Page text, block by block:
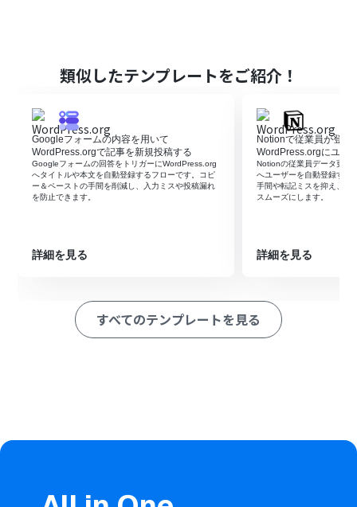
ューマンエラーを防ぎ、確実な情報共有を可能にします。
■フローボットの流れ
はじめに、WordPress.orgとZoho MailをYoomと連携し
ます。
次に、トリガーでWordPress.orgを選択し、「投稿が公
開されたら」というアクションを設定します。
します。
WordPress.org、Zoho MailのそれぞれとYoomを連携し
類似したテンプレートをご紹介！
Googleフォームの内容を用いて
WordPress.orgで記事を新規投稿する
Googleフォームの回答をトリガーにWordPress.org
へタイトルや本文を自動登録するフローです。コピ
ー＆ペーストの手間を削減し、入力ミスや投稿漏れ
を防止できます。
詳細を見る
Notionで従業員が登録
WordPress.orgにユー
Notionの従業員データ更新
へユーザーを自動登録する
手間や転記ミスを抑え、日
スムーズにします。
詳細を見る
すべてのテンプレートを見る